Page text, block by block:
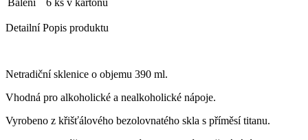
Detailní Popis produktu
Netradiční sklenice o objemu 390 ml.
Vhodná pro alkoholické a nealkoholické nápoje.
Vyrobeno z křišťálového bezolovnatého skla s příměsí titanu.